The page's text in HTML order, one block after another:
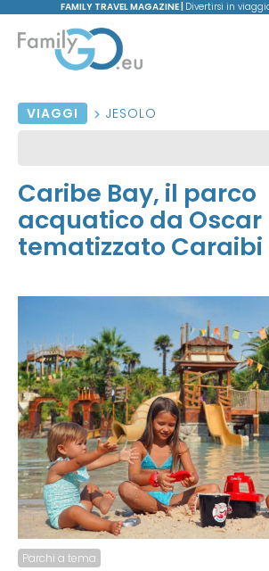
FAMILY TRAVEL MAGAZINE | Divertirsi in
VIAGGI JESOLO
Caribe Bay, il parco
acquatico da Oscar
tematizzato Caraibi
Parchi a tema